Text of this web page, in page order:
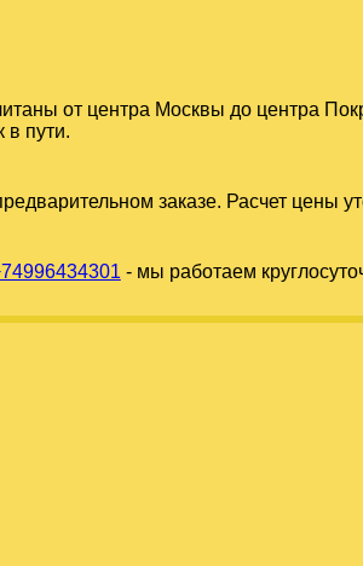
от центра Москвы до центра
в пути.
заказе. Расчет цены
- мы работаем